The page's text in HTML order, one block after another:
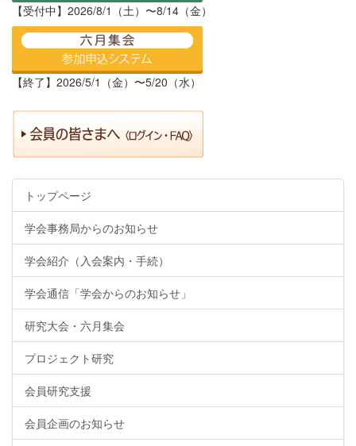
【受付中】2026/8/1（土）〜8/14（金）
【終了】2026/5/1（金）〜5/20（水）
トップページ
学会事務局からのお知らせ
学会紹介（入会案内・手続）
学会通信「学会からのお知らせ」
研究大会・六月集会
プロジェクト研究
会員研究支援
会員企画のお知らせ